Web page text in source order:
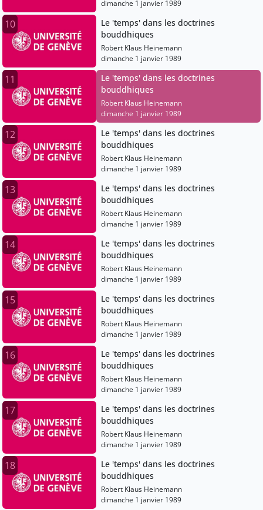
dimanche 1 janvier 1989
10
Le 'temps' dans les doctrines
bouddhiques
Robert Klaus Heinemann
dimanche 1 janvier 1989
11
Le 'temps' dans les doctrines
bouddhiques
Robert Klaus Heinemann
dimanche 1 janvier 1989
12
Le 'temps' dans les doctrines
bouddhiques
Robert Klaus Heinemann
dimanche 1 janvier 1989
13
Le 'temps' dans les doctrines
bouddhiques
Robert Klaus Heinemann
dimanche 1 janvier 1989
14
Le 'temps' dans les doctrines
bouddhiques
Robert Klaus Heinemann
dimanche 1 janvier 1989
15
Le 'temps' dans les doctrines
bouddhiques
Robert Klaus Heinemann
dimanche 1 janvier 1989
16
Le 'temps' dans les doctrines
bouddhiques
Robert Klaus Heinemann
dimanche 1 janvier 1989
17
Le 'temps' dans les doctrines
bouddhiques
Robert Klaus Heinemann
dimanche 1 janvier 1989
18
Le 'temps' dans les doctrines
bouddhiques
Robert Klaus Heinemann
dimanche 1 janvier 1989